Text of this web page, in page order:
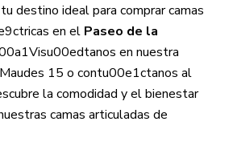
destino ideal para comprar camas
en el Paseo de la
en nuestra
15 o contu00e1ctanos al
la comodidad y el bienestar
camas articuladas de